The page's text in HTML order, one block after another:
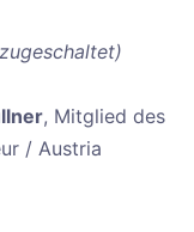
, Mitglied des
/ Austria